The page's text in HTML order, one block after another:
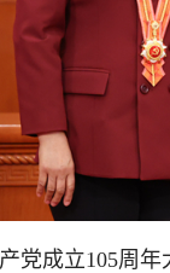
成立105周年